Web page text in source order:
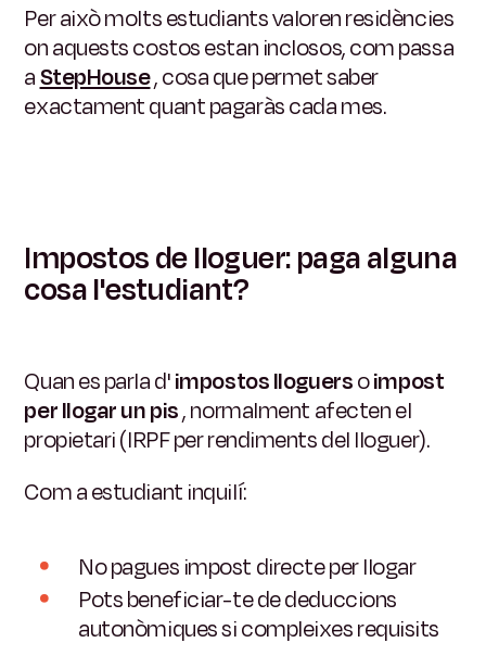
Per això molts estudiants valoren residències
on aquests costos estan inclosos, com passa
aStepHouse, cosa que permet saber
exactament quant pagaràs cada mes.
Impostos de lloguer: paga alguna
cosa l'estudiant?
Quan es parla d'impostos lloguersoimpost
per llogar un pis, normalment afecten el
propietari (IRPF per rendiments del lloguer).
Com a estudiant inquilí:
No pagues impost directe per llogar
Pots beneficiar-te de deduccions
autonòmiques si compleixes requisits